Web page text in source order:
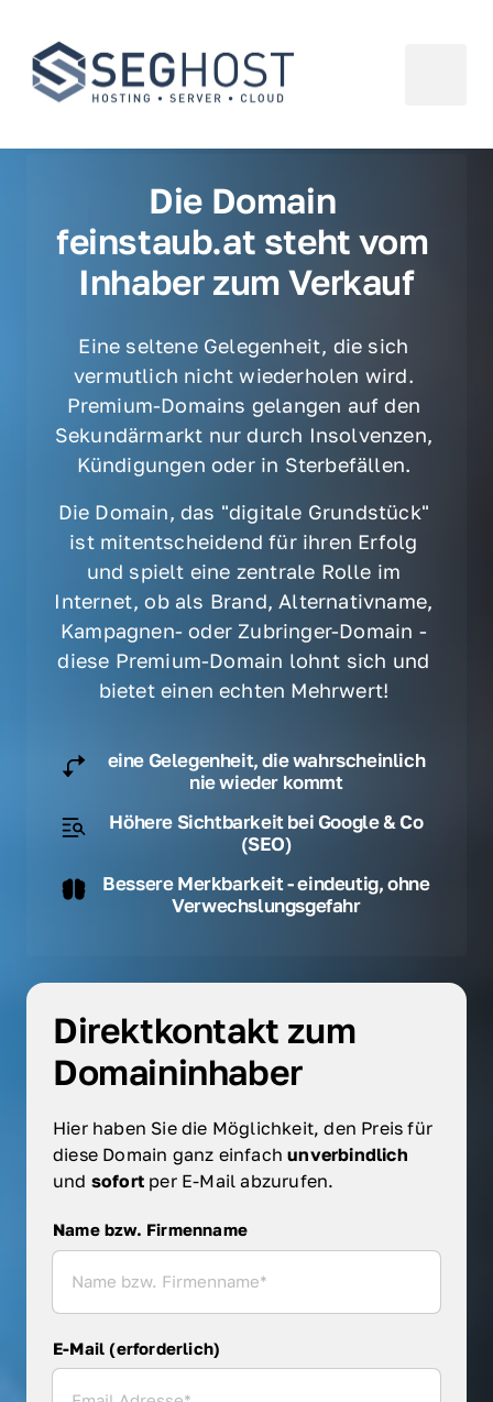
Die Domain
feinstaub.at steht vom
Inhaber zum Verkauf
Eine seltene Gelegenheit, die sich
vermutlich nicht wiederholen wird.
Premium-Domains gelangen auf den
Sekundärmarkt nur durch Insolvenzen,
Kündigungen oder in Sterbefällen.
Die Domain, das "digitale Grundstück"
ist mitentscheidend für ihren Erfolg
und spielt eine zentrale Rolle im
Internet, ob als Brand, Alternativname,
Kampagnen- oder Zubringer-Domain -
diese Premium-Domain lohnt sich und
bietet einen echten Mehrwert!
eine Gelegenheit, die wahrscheinlich
nie wieder kommt
Höhere Sichtbarkeit bei Google & Co
(SEO)
Bessere Merkbarkeit - eindeutig, ohne
Verwechslungsgefahr
Direktkontakt zum
Domaininhaber
Hier haben Sie die Möglichkeit, den Preis für
diese Domain ganz einfach
und sofort per E-Mail abzurufen.
Name bzw. Firmenname
Name bzw. Firmenname
E-Mail (erforderlich)